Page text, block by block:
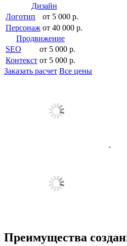
Дизайн
Логотип
от 5 000 р.
Персонаж от 40 000 р.
Продвижение
SEO
от 5 000 р.
Контекст от 5 000 р.
Заказать расчет Все цены
Преимущества